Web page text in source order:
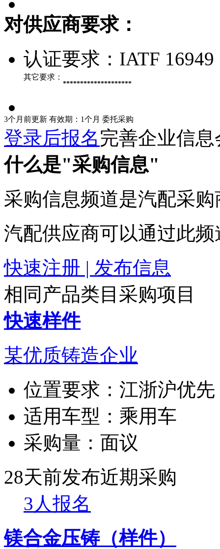
对供应商要求：
认证要求： IATF 16949
其它要求：
********************
3个月前更新 有效期：1个月 委托采购
登录后报名完善企业信
什么是"采购信息"
采购信息频道是汽配采
汽配供应商可以通过此
快速注册 | 发布信息
相同产品类目采购项目
快速样件
某优质铸造企业
位置要求： 江浙沪优先
适用车型： 乘用车
采购量： 面议
28天前发布近期采购
3人报名
镁合金压铸（样件）